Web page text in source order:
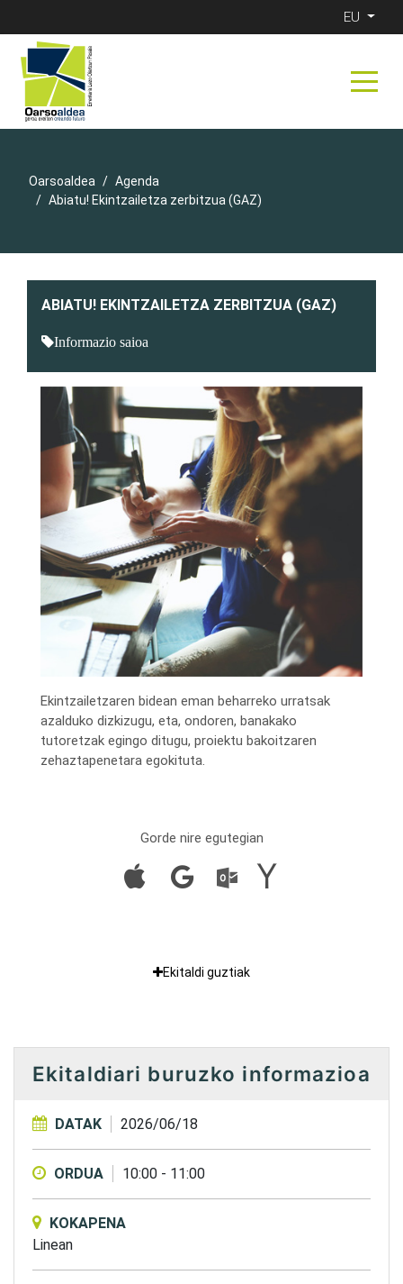
EU
Oarsoaldea
Agenda
Abiatu! Ekintzailetza zerbitzua (GAZ)
ABIATU! EKINTZAILETZA ZERBITZUA (GAZ)
Informazio saioa
Ekintzailetzaren bidean eman beharreko urratsak
azalduko dizkizugu, eta, ondoren, banakako
tutoretzak egingo ditugu, proiektu bakoitzaren
zehaztapenetara egokituta.
Gorde nire egutegian
Ekitaldi guztiak
Ekitaldiari buruzko informazioa
DATAK 2026/06/18
ORDUA 10:00 - 11:00
KOKAPENA
Linean